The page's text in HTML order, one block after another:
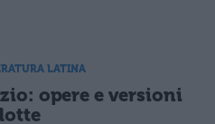
LATINA
opere e versioni